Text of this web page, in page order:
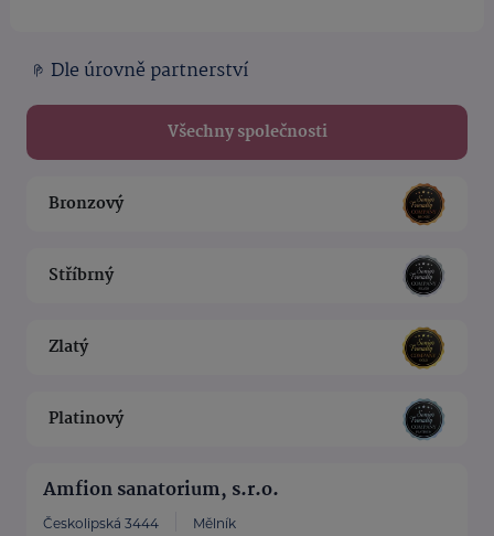
Dle úrovně partnerství
Všechny společnosti
Bronzový
Stříbrný
Zlatý
Platinový
Amfion sanatorium, s.r.o.
Českolipská 3444 Mělník